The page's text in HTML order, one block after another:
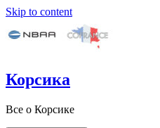
Skip to content
Корсика
Все о Корсике